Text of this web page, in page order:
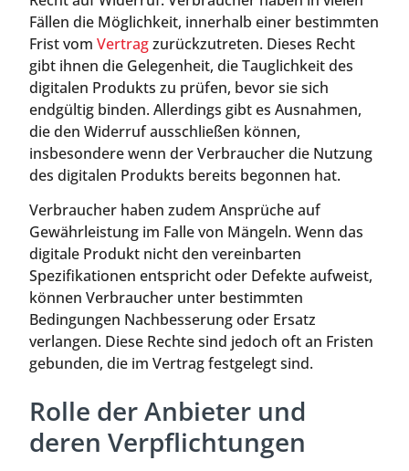
Fällen die Möglichkeit, innerhalb einer bestimmten
Frist vom Vertragzurückzutreten. Dieses Recht
gibt ihnen die Gelegenheit, die Tauglichkeit des
digitalen Produkts zu prüfen, bevor sie sich
endgültig binden. Allerdings gibt es Ausnahmen,
die den Widerruf ausschließen können,
insbesondere wenn der Verbraucher die Nutzung
des digitalen Produkts bereits begonnen hat.
Verbraucher haben zudem Ansprüche auf
Gewährleistung im Falle von Mängeln. Wenn das
digitale Produkt nicht den vereinbarten
Spezifikationen entspricht oder Defekte aufweist,
können Verbraucher unter bestimmten
Bedingungen Nachbesserung oder Ersatz
verlangen. Diese Rechte sind jedoch oft an Fristen
gebunden, die im Vertrag festgelegt sind.
Rolle der Anbieter und
deren Verpflichtungen